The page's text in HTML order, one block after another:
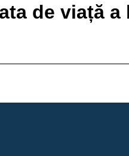
de viață a